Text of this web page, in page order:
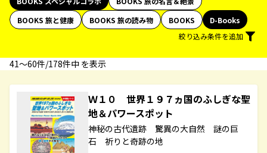
BOOKS 旅と健康
BOOKS 旅の読み物 BOOKS
D-Books
絞り込み条件を追加
41〜60件/178件中 を表示
Ｗ１０ 世界１９７ヵ国のふしぎな聖
地＆パワースポット
神秘の古代遺跡 驚異の大自然 謎の巨
石 祈りと奇跡の地